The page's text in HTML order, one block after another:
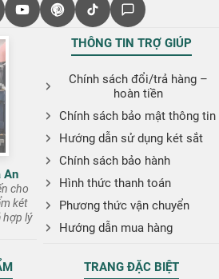
An
cho
két
hợp lý
THÔNG TIN TRỢ GIÚP
Chính sách đổi/trả hàng –
hoàn tiền
Chính sách bảo mật thông tin
Hướng dẫn sử dụng két sắt
Chính sách bảo hành
Hình thức thanh toán
Phương thức vận chuyển
Hướng dẫn mua hàng
TRANG ĐẶC BIỆT